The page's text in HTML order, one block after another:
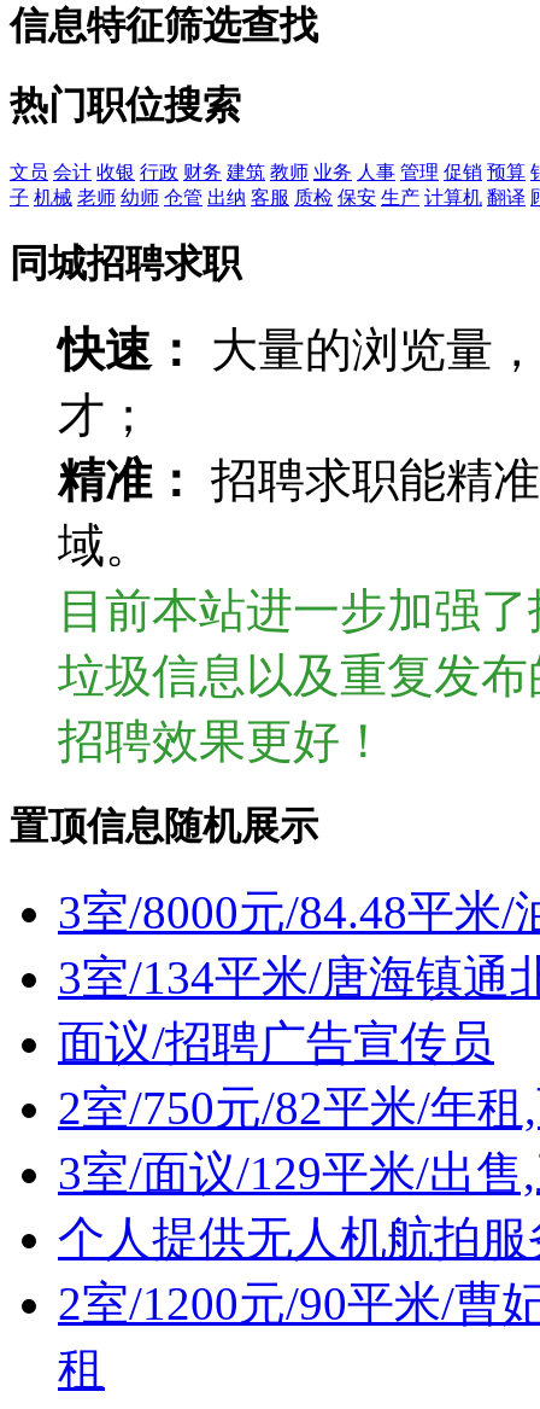
信息特征筛选查找
热门职位搜索
文员 会计 收银 行政 财务 建筑 教师 业务 人事 管理 促销 预算
子 机械 老师 幼师 仓管 出纳 客服 质检 保安 生产 计算机 翻译
同城招聘求职
快速：
大量的浏览量
才；
精准： 招聘求职能精
域。
目前本站进一步加强
垃圾信息以及重复发
招聘效果更好！
置顶信息随机展示
3室/8000元/84.48平米
3室/134平米/唐海镇通
面议/招聘广告宣传员
2室/750元/82平米/年
3室/面议/129平米/出
个人提供无人机航拍服
2室/1200元/90平米/曹
租